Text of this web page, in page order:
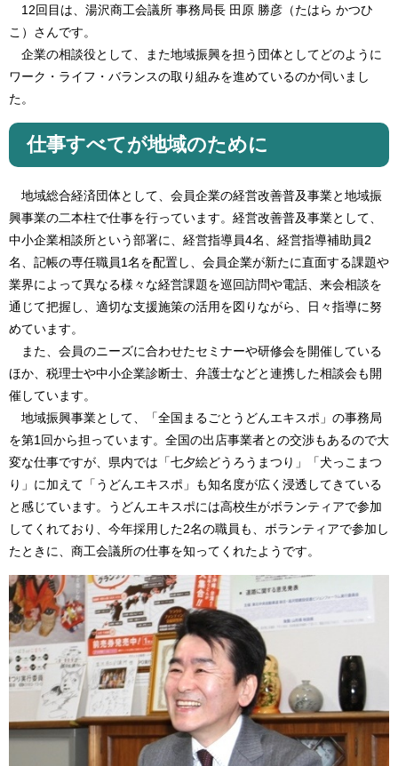
12回目は、湯沢商工会議所 事務局長 田原 勝彦（たはら かつひ
こ）さんです。
企業の相談役として、また地域振興を担う団体としてどのように
ワーク・ライフ・バランスの取り組みを進めているのか伺いまし
た。
仕事すべてが地域のために
地域総合経済団体として、会員企業の経営改善普及事業と地域振
興事業の二本柱で仕事を行っています。経営改善普及事業として、
中小企業相談所という部署に、経営指導員4名、経営指導補助員2
名、記帳の専任職員1名を配置し、会員企業が新たに直面する課題や
業界によって異なる様々な経営課題を巡回訪問や電話、来会相談を
通じて把握し、適切な支援施策の活用を図りながら、日々指導に努
めています。
また、会員のニーズに合わせたセミナーや研修会を開催している
ほか、税理士や中小企業診断士、弁護士などと連携した相談会も開
催しています。
地域振興事業として、「全国まるごとうどんエキスポ」の事務局
を第1回から担っています。全国の出店事業者との交渉もあるので大
変な仕事ですが、県内では「七夕絵どうろうまつり」「犬っこまつ
り」に加えて「うどんエキスポ」も知名度が広く浸透してきている
と感じています。うどんエキスポには高校生がボランティアで参加
してくれており、今年採用した2名の職員も、ボランティアで参加し
たときに、商工会議所の仕事を知ってくれたようです。